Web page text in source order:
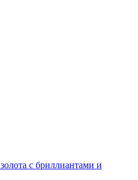
с бриллиантами и